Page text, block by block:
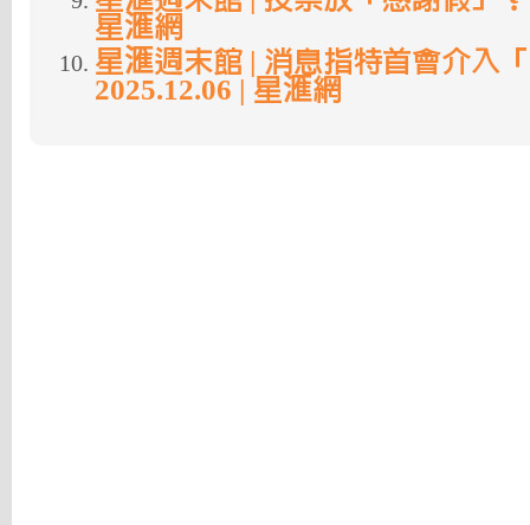
星滙網
星滙週末館 | 消息指特首會介入
2025.12.06 | 星滙網